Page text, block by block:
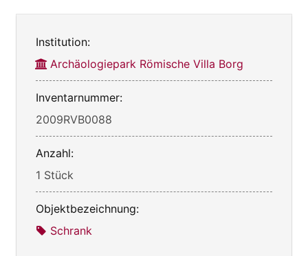
Institution:
Archäologiepark Römische Villa Borg
Inventarnummer:
2009RVB0088
Anzahl:
1 Stück
Objektbezeichnung:
Schrank